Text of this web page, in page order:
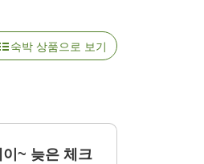
숙박 상품으로 보기
~ 늦은 체크